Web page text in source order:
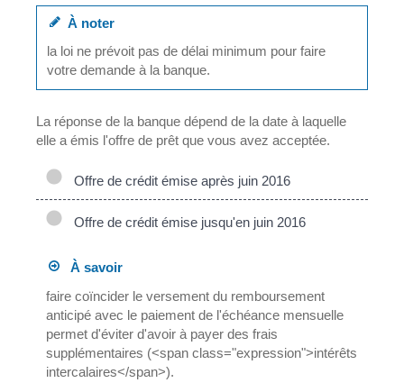
À noter
la loi ne prévoit pas de délai minimum pour faire
votre demande à la banque.
La réponse de la banque dépend de la date à laquelle
elle a émis l'offre de prêt que vous avez acceptée.
Offre de crédit émise après juin 2016
Offre de crédit émise jusqu'en juin 2016
À savoir
faire coïncider le versement du remboursement
anticipé avec le paiement de l'échéance mensuelle
permet d'éviter d'avoir à payer des frais
supplémentaires (<span class="expression">intérêts
intercalaires</span>).